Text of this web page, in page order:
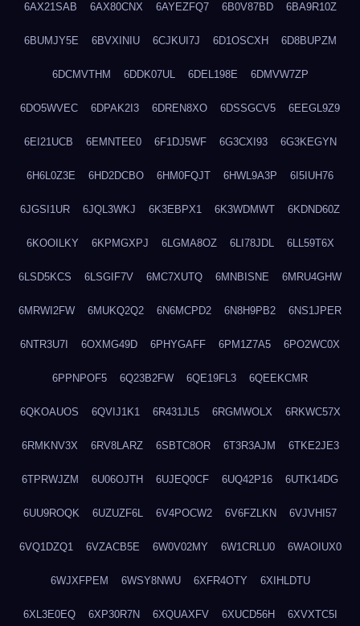
6AX21SAB 6AX80CNX 6AYEZFQ7 6B0V87BD 6BA9R10Z
6BUMJY5E 6BVXINIU 6CJKUI7J 6D1OSCXH 6D8BUPZM
6DCMVTHM 6DDK07UL 6DEL198E 6DMVW7ZP
6DO5WVEC 6DPAK2I3 6DREN8XO 6DSSGCV5 6EEGL9Z9
6EI21UCB 6EMNTEE0 6F1DJ5WF 6G3CXI93 6G3KEGYN
6H6L0Z3E 6HD2DCBO 6HM0FQJT 6HWL9A3P 6I5IUH76
6JGSI1UR 6JQL3WKJ 6K3EBPX1 6K3WDMWT 6KDND60Z
6KOOILKY 6KPMGXPJ 6LGMA8OZ 6LI78JDL 6LL59T6X
6LSD5KCS 6LSGIF7V 6MC7XUTQ 6MNBISNE 6MRU4GHW
6MRWI2FW 6MUKQ2Q2 6N6MCPD2 6N8H9PB2 6NS1JPER
6NTR3U7I 6OXMG49D 6PHYGAFF 6PM1Z7A5 6PO2WC0X
6PPNPOF5 6Q23B2FW 6QE19FL3 6QEEKCMR
6QKOAUOS 6QVIJ1K1 6R431JL5 6RGMWOLX 6RKWC57X
6RMKNV3X 6RV8LARZ 6SBTC8OR 6T3R3AJM 6TKE2JE3
6TPRWJZM 6U06OJTH 6UJEQ0CF 6UQ42P16 6UTK14DG
6UU9ROQK 6UZUZF6L 6V4POCW2 6V6FZLKN 6VJVHI57
6VQ1DZQ1 6VZACB5E 6W0V02MY 6W1CRLU0 6WAOIUX0
6WJXFPEM 6WSY8NWU 6XFR4OTY 6XIHLDTU
6XL3E0EQ 6XP30R7N 6XQUAXFV 6XUCD56H 6XVXTC5I